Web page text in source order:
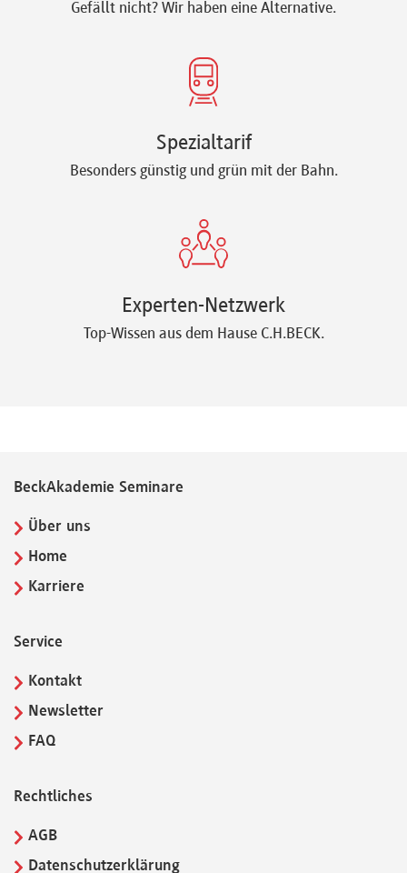
Gefällt nicht? Wir haben eine Alternative.
Spezialtarif
Besonders günstig und grün mit der Bahn.
Experten-Netzwerk
Top-Wissen aus dem Hause C.H.BECK.
BeckAkademie Seminare
Über uns
Home
Karriere
Service
Kontakt
Newsletter
FAQ
Rechtliches
AGB
Datenschutzerklärung